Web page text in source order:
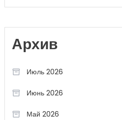
Архив
Июль 2026
Июнь 2026
Май 2026